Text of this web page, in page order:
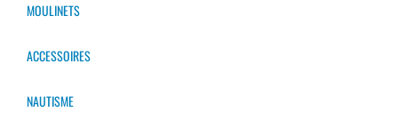
MOULINETS
ACCESSOIRES
NAUTISME